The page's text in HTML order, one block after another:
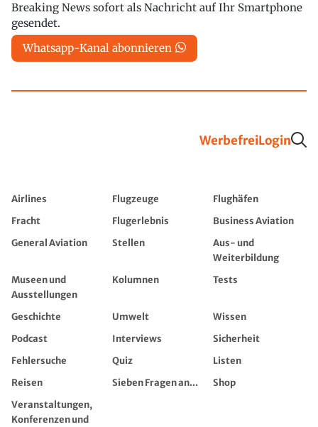
Breaking News sofort als Nachricht auf Ihr Smartphone
gesendet.
Whatsapp-Kanal abonnieren
WerbefreiLogin
Airlines Flugzeuge
Flughäfen
Fracht
Flugerlebnis
Business Aviation
General Aviation
Stellen
Aus- und
Weiterbildung
Museen und
Ausstellungen
Kolumnen Tests
Geschichte Umwelt
Wissen
Podcast
Interviews
Sicherheit
Fehlersuche
Quiz
Listen
Reisen
Sieben Fragen an...
Shop
Veranstaltungen,
Konferenzen und